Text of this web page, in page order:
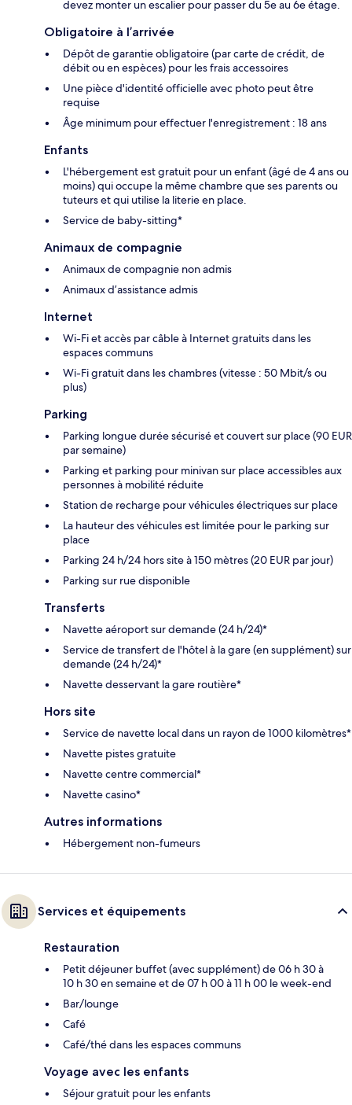
devez monter un escalier pour passer du 5e au 6e étage.
Obligatoire à l’arrivée
Dépôt de garantie obligatoire (par carte de crédit, de
débit ou en espèces) pour les frais accessoires
Une pièce d'identité officielle avec photo peut être
requise
Âge minimum pour effectuer l'enregistrement : 18 ans
Enfants
L'hébergement est gratuit pour un enfant (âgé de 4 ans ou
moins) qui occupe la même chambre que ses parents ou
tuteurs et qui utilise la literie en place.
Service de baby-sitting*
Animaux de compagnie
Animaux de compagnie non admis
Animaux d’assistance admis
Internet
Wi-Fi et accès par câble à Internet gratuits dans les
espaces communs
Wi-Fi gratuit dans les chambres (vitesse : 50 Mbit/s ou
plus)
Parking
Parking longue durée sécurisé et couvert sur place (90 EUR
par semaine)
Parking et parking pour minivan sur place accessibles aux
personnes à mobilité réduite
Station de recharge pour véhicules électriques sur place
La hauteur des véhicules est limitée pour le parking sur
place
Parking 24 h/24 hors site à 150 mètres (20 EUR par jour)
Parking sur rue disponible
Transferts
Navette aéroport sur demande (24 h/24)*
Service de transfert de l'hôtel à la gare (en supplément) sur
demande (24 h/24)*
Navette desservant la gare routière*
Hors site
Service de navette local dans un rayon de 1000 kilomètres*
Navette pistes gratuite
Navette centre commercial*
Navette casino*
Autres informations
Hébergement non-fumeurs
Services et équipements
Restauration
Petit déjeuner buffet (avec supplément) de 06 h 30 à
10 h 30 en semaine et de 07 h 00 à 11 h 00 le week-end
Bar/lounge
Café
Café/thé dans les espaces communs
Voyage avec les enfants
Séjour gratuit pour les enfants